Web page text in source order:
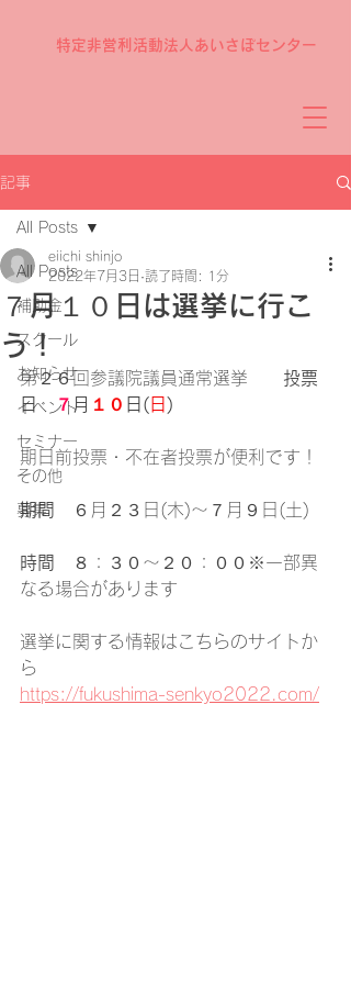
特定非営利活動法人あいさぽセンター
記事
All Posts
補助金
スクール
お知らせ
イベント
セミナー
その他
募集
All Posts
７月１０日は選挙に行こ
う！
eiichi shinjo
2022年7月3日 読了時間: 1分
第２６回参議院議員通常選挙 投票
日 ７月 １０ 日(日 )
期日前投票・不在者投票が便利です！
期間 ６月２３日(木)～７月９日(土)
時間
８：３０～２０：００※一部異
なる場合があります
選挙に関する情報はこちらのサイトか
ら
https://fukushima-senkyo2022.com/